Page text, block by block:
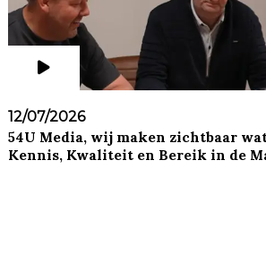
12/07/2026
54U Media, wij maken zichtbaar
Kennis, Kwaliteit en Bereik in de